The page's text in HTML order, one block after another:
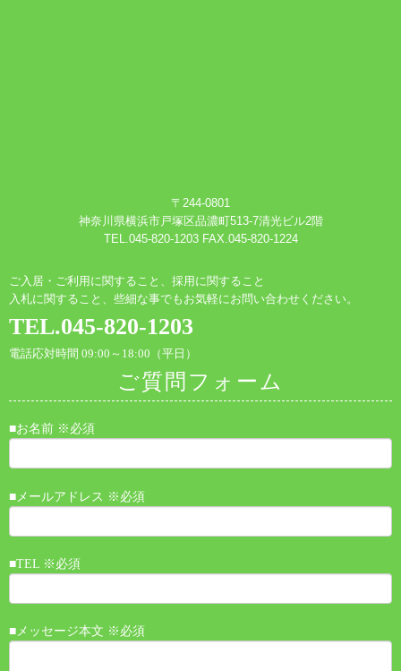
〒244-0801
神奈川県横浜市戸塚区品濃町513-7清光ビル2階
TEL.045-820-1203 FAX.045-820-1224
ご入居・ご利用に関すること、採用に関すること
入札に関すること、些細な事でもお気軽にお問い合わせください。
TEL.045-820-1203
電話応対時間 09:00～18:00（平日）
ご質問フォーム
■お名前 ※必須
■メールアドレス ※必須
■TEL ※必須
■メッセージ本文 ※必須